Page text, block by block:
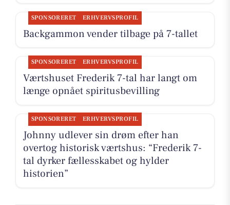
SPONSORERET ERHVERVSPROFIL
Backgammon vender tilbage på 7-tallet
SPONSORERET ERHVERVSPROFIL
Værtshuset Frederik 7-tal har langt om
længe opnået spiritusbevilling
SPONSORERET ERHVERVSPROFIL
Johnny udlever sin drøm efter han
overtog historisk værtshus: “Frederik 7-
tal dyrker fællesskabet og hylder
historien”